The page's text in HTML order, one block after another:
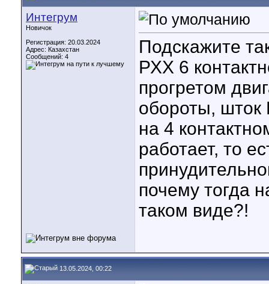
Интегрум
Новичок
Регистрация: 20.03.2024
Адрес: Казахстан
Сообщений: 4
Подскажите
РХХ 6
прогретом
обороты, шток
на 4
работает, то
почему тогда
таком виде?!
13.05.2024, 00:22